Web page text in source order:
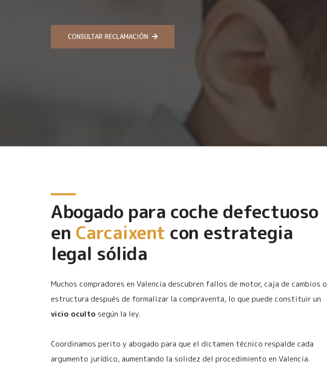
CONSULTAR RECLAMACIÓN
Abogado para coche defectuoso
en Carcaixent con estrategia
legal sólida
Muchos compradores en Valencia descubren fallos de motor, caja de cambios o
estructura después de formalizar la compraventa, lo que puede constituir un
vicio oculto según la ley.
Coordinamos perito y abogado para que el dictamen técnico respalde cada
argumento jurídico, aumentando la solidez del procedimiento en Valencia.